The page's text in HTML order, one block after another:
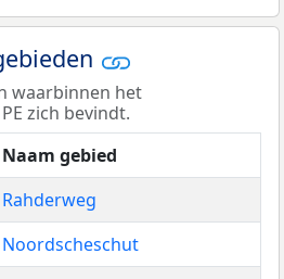
waarbinnen het
zich bevindt.
Naam gebied
Rahderweg
Noordscheschut